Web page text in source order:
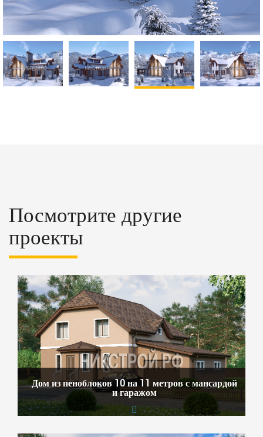
Посмотрите другие
проекты
Дом из пеноблоков 10 на 11 метров с мансардой
и гаражом